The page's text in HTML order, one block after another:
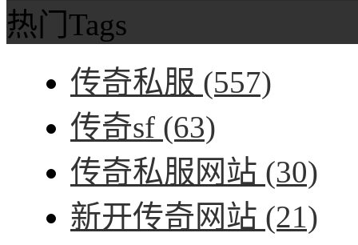
热门Tags
传奇私服 (557)
传奇sf (63)
传奇私服网站 (30)
新开传奇网站 (21)